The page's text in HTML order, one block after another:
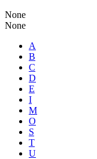
None
None
A
B
C
D
E
I
M
O
S
T
U